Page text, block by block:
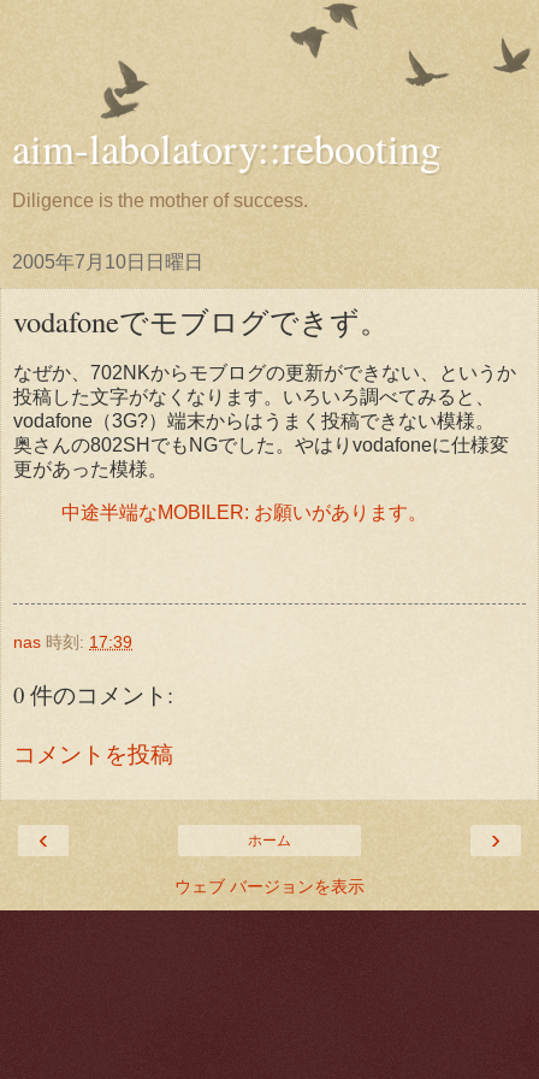
aim-labolatory::rebooting
Diligence is the mother of success.
2005年7月10日日曜日
vodafoneでモブログできず。
なぜか、702NKからモブログの更新ができない、というか
投稿した文字がなくなります。いろいろ調べてみると、
vodafone（3G?）端末からはうまく投稿できない模様。
奥さんの802SHでもNGでした。やはりvodafoneに仕様変
更があった模様。
中途半端なMOBILER: お願いがあります。
nas 時刻: 17:39
0 件のコメント:
コメントを投稿
‹ ›
ホーム
ウェブ バージョンを表示